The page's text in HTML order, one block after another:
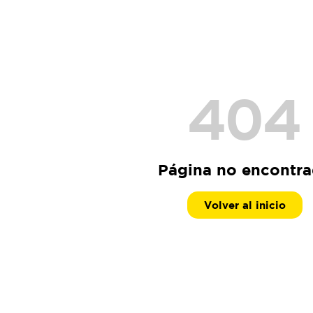
404
Página no
Volver al inicio